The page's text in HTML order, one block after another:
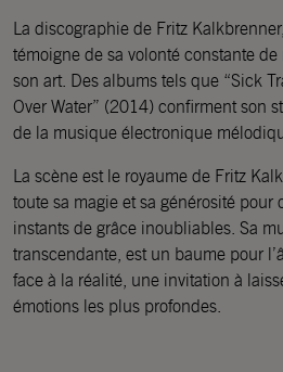
La discographie de Fritz
témoigne de sa volonté constante
son art. Des albums tels que “Sick
Over Water” (2014) confirment son
de la musique électronique
La scène est le royaume de Fritz
toute sa magie et sa générosité
instants de grâce inoubliables. Sa
transcendante, est un baume pour
face à la réalité, une invitation à
émotions les plus profondes.